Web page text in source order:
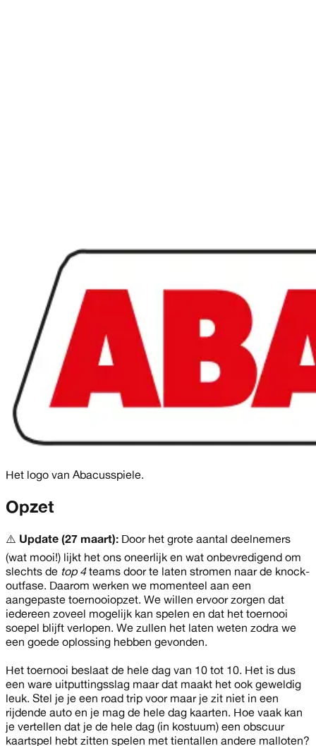
Het logo van Abacusspiele.
Opzet
⚠️ Update (27 maart): Door het grote aantal deelnemers
(wat mooi!) lijkt het ons oneerlijk en wat onbevredigend om
slechts de top 4teams door te laten stromen naar de knock-
outfase. Daarom werken we momenteel aan een
aangepaste toernooiopzet. We willen ervoor zorgen dat
iedereen zoveel mogelijk kan spelen en dat het toernooi
soepel blijft verlopen. We zullen het laten weten zodra we
een goede oplossing hebben gevonden.
Het toernooi beslaat de hele dag van 10 tot 10. Het is dus
een ware uitputtingsslag maar dat maakt het ook geweldig
leuk. Stel je je een road trip voor maar je zit niet in een
rijdende auto en je mag de hele dag kaarten. Hoe vaak kan
je vertellen dat je de hele dag (in kostuum) een obscuur
kaartspel hebt zitten spelen met tientallen andere malloten?